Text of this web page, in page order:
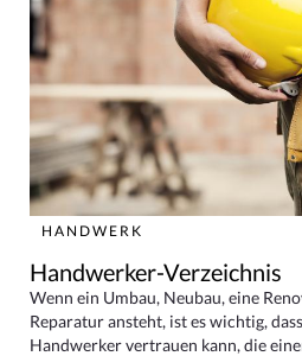
HANDWERK
Handwerker-Verzeichnis
Wenn ein Umbau, Neubau, eine
Reparatur ansteht, ist es wichtig,
Handwerker vertrauen kann, die